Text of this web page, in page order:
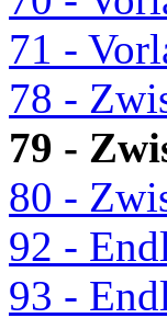
70 -
71 -
78 -
79 -
80 -
92 -